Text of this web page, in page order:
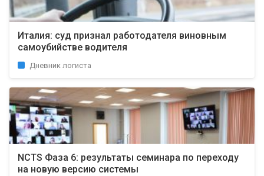
Италия: суд признал работодателя виновным
самоубийстве водителя
Дневник логиста
NCTS Фаза 6: результаты семинара по переходу
на новую версию системы